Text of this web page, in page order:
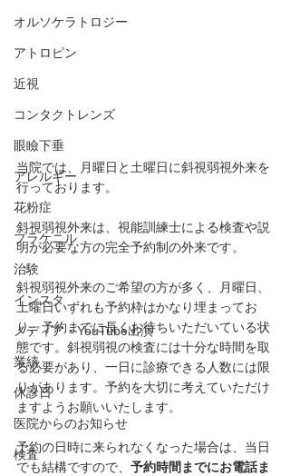
オルソケラトロジー
アトロピン
近視
コンタクトレンズ
眼瞼下垂
アレルギー
花粉症
プラケニル
治験
インスタ
メディア・YouTube出演
業績
休診日
医院からのお知らせ
検査
当院では、月曜日と土曜日に斜視弱視外来を
行っております。
斜視弱視外来は、視能訓練士による検査や説
明が必要な方の完全予約制の外来です。
斜視弱視外来のご希望の方が多く、月曜日、
土曜日いずれも予約枠はかなり埋まってお
り、予約までに長くお待ちいただいている状
態です。斜視弱視の検査には十分な時間を取
る必要があり、一日に診療できる人数には限
りがあります。予約を大切に考えていただけ
ますようお願いいたします。
予約の日時に来られなくなった場合は、当日
でも結構ですので、 予約時間までにお電話ま